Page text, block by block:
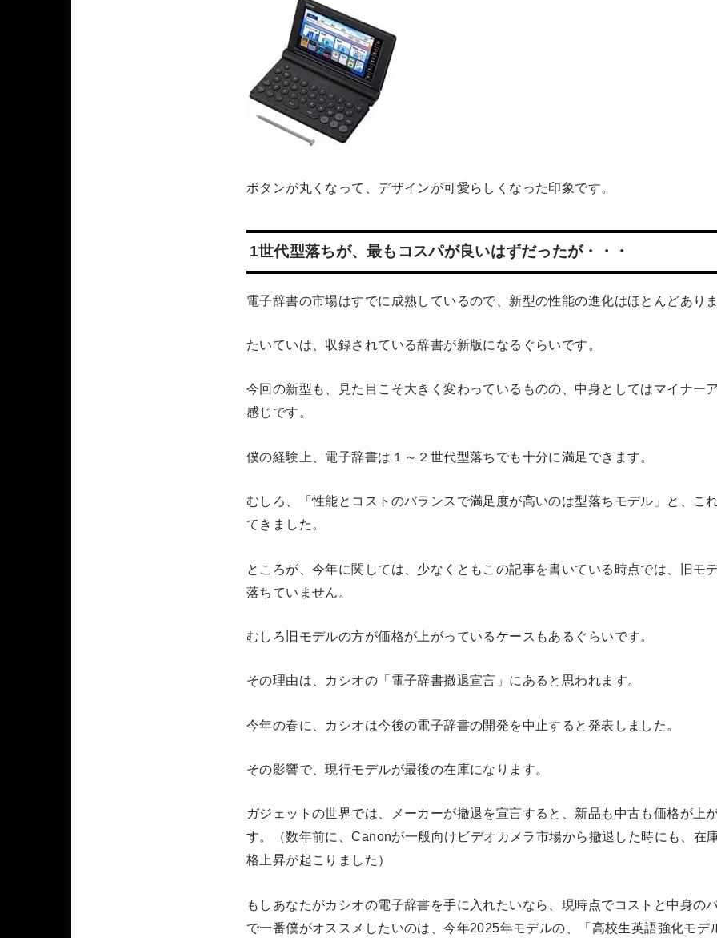
ボタンが丸くなって、デザインが可愛らしくなった印象です。
1世代型落ちが、最もコスパが良いはずだったが・・・
電子辞書の市場はすでに成熟しているので、新型の性能の進化はほとんどありま
たいていは、収録されている辞書が新版になるぐらいです。
今回の新型も、見た目こそ大きく変わっているものの、中身としてはマイナー
感じです。
僕の経験上、電子辞書は１～２世代型落ちでも十分に満足できます。
むしろ、「性能とコストのバランスで満足度が高いのは型落ちモデル」と、こ
てきました。
ところが、今年に関しては、少なくともこの記事を書いている時点では、旧モ
落ちていません。
むしろ旧モデルの方が価格が上がっているケースもあるぐらいです。
その理由は、カシオの「電子辞書撤退宣言」にあると思われます。
今年の春に、カシオは今後の電子辞書の開発を中止すると発表しました。
その影響で、現行モデルが最後の在庫になります。
ガジェットの世界では、メーカーが撤退を宣言すると、新品も中古も価格が上
す。（数年前に、Canonが一般向けビデオカメラ市場から撤退した時にも、在
格上昇が起こりました）
もしあなたがカシオの電子辞書を手に入れたいなら、現時点でコストと中身の
で一番僕がオススメしたいのは、今年2025年モデルの、「高校生英語強化モデ